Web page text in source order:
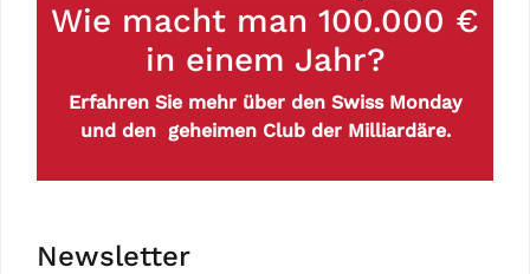
Wie macht man 100.000 €
in einem Jahr?
Erfahren Sie mehr über den Swiss Monday
und den geheimen Club der Milliardäre.
Newsletter